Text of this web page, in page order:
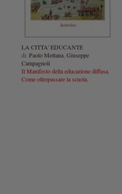
LA CITTA' EDUCANTE
di: Paolo Mottana, Giuseppe
Campagnoli
Il Manifesto della educazione diffusa.
Come oltrepassare la scuola.